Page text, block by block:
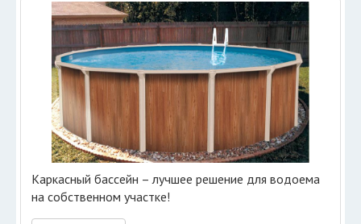
Каркасный бассейн – лучшее решение для водоема
на собственном участке!